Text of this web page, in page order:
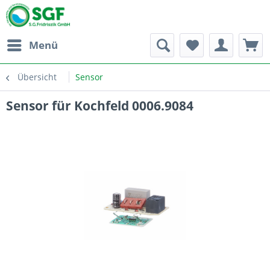
Menü
Übersicht Sensor
Sensor für Kochfeld 0006.9084